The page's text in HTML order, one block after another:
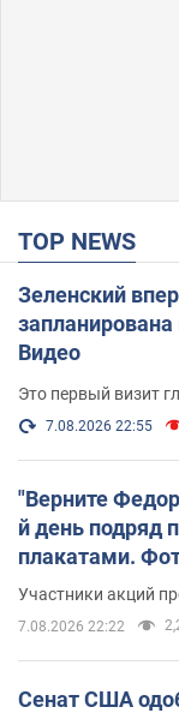
TOP NEWS
Зеленский
запланирована
Видео
Это первый визит
7.08.2026 22:55
"Верните
й день подряд
плакатами.
Участники акций
7.08.2026 22:22
Сенат США